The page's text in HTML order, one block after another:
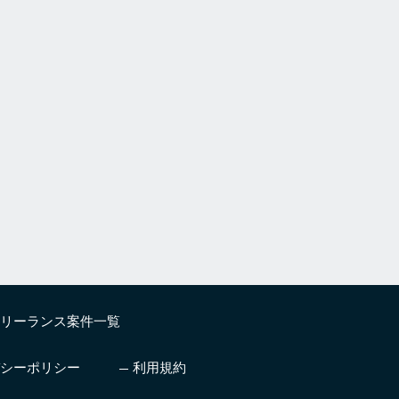
ーランス案件一覧
ーポリシー 利用規約